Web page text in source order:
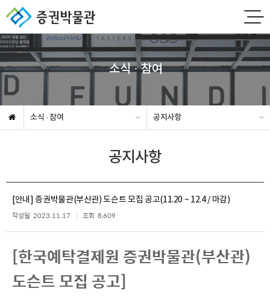
소식 · 참여
소식 · 참여 공지사항
공지사항
[안내] 증권박물관(부산관) 도슨트 모집 공고(11.20 ~ 12.4 / 마감)
작성일 2023.11.17 조회 8,609
[한국예탁결제원 증권박물관(부산관)
도슨트 모집 공고]